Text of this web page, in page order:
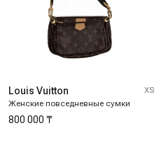
Louis Vuitton
Женские повседневные сумки
XS
800 000 ₸